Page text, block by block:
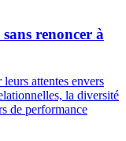
renoncer à
attentes envers
la diversité
de performance